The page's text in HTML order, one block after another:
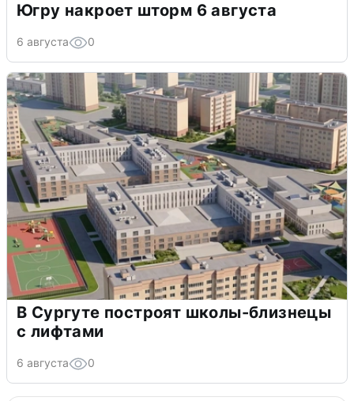
Югру накроет шторм 6 августа
6 августа 0
В Сургуте построят школы-близнецы
с лифтами
6 августа 0